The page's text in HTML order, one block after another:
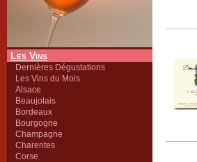
Les Vins
Dernières Dégustations
Les Vins du Mois
Alsace
Beaujolais
Bordeaux
Bourgogne
Champagne
Charentes
Corse